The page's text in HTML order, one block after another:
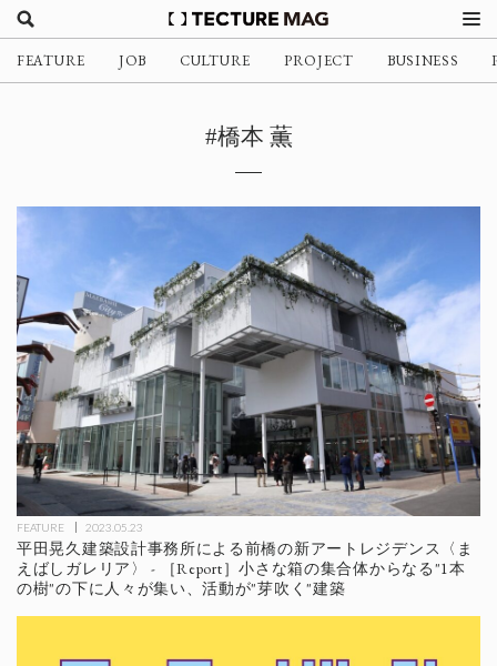
FEATURE JOB CULTURE PROJECT BUSINESS
#橋本 薫
FEATURE 2023.05.23
平田晃久建築設計事務所による前橋の新アートレジデンス〈ま
えばしガレリア〉 - ［Report］小さな箱の集合体からなる"1本
の樹"の下に人々が集い、活動が"芽吹く"建築